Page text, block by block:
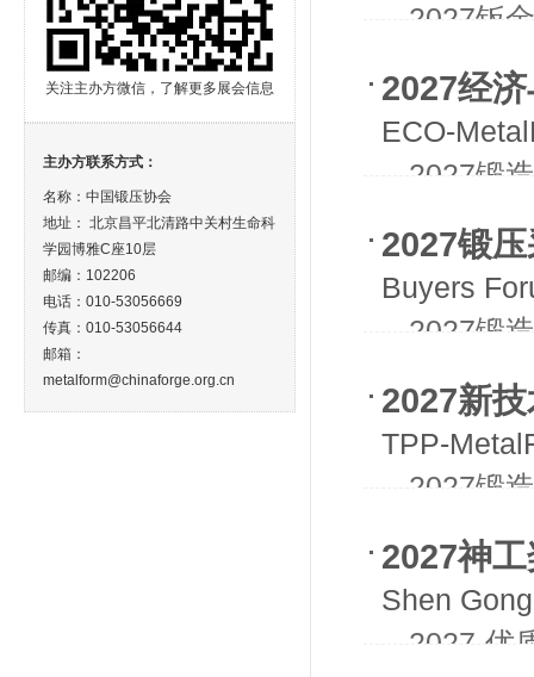
关注主办方微信，了解更多展会信息
主办方联系方式：
名称：中国锻压协会
地址： 北京昌平北清路中关村生命科
学园博雅C座10层
邮编：102206
电话：010-53056669
传真：010-53056644
邮箱：
metalform@chinaforge.org.cn
- -2027钣
2027经
ECO-
- -2027锻
2027锻
Buyers
- -2027锻
2027新
TPP-
- -2027锻
2027神
Shen
- -2027-